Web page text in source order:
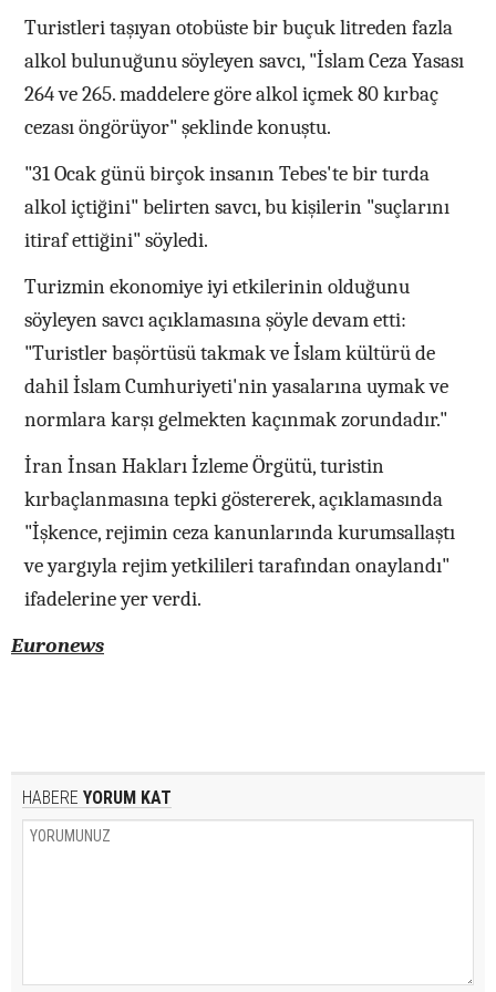
Turistleri taşıyan otobüste bir buçuk litreden fazla
alkol bulunuğunu söyleyen savcı, "İslam Ceza Yasası
264 ve 265. maddelere göre alkol içmek 80 kırbaç
cezası öngörüyor" şeklinde konuştu.
"31 Ocak günü birçok insanın Tebes'te bir turda
alkol içtiğini" belirten savcı, bu kişilerin "suçlarını
itiraf ettiğini" söyledi.
Turizmin ekonomiye iyi etkilerinin olduğunu
söyleyen savcı açıklamasına şöyle devam etti:
"Turistler başörtüsü takmak ve İslam kültürü de
dahil İslam Cumhuriyeti'nin yasalarına uymak ve
normlara karşı gelmekten kaçınmak zorundadır."
İran İnsan Hakları İzleme Örgütü, turistin
kırbaçlanmasına tepki göstererek, açıklamasında
"İşkence, rejimin ceza kanunlarında kurumsallaştı
ve yargıyla rejim yetkilileri tarafından onaylandı"
ifadelerine yer verdi.
Euronews
HABERE YORUM KAT